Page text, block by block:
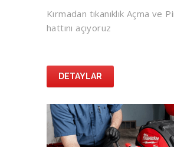
Kırmadan tıkanıklık Açma ve
hattını açıyoruz
DETAYLAR